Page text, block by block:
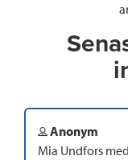
Anonym
Mia Undfors